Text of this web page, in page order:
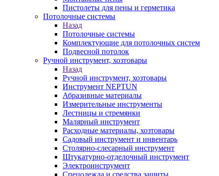
Пистолеты для пены и герметика
Потолочные системы
Назад
Потолочные системы
Комплектующие для потолочных систем
Подвесной потолок
Ручной инструмент, хозтовары
Назад
Ручной инструмент, хозтовары
Инструмент NEPTUN
Абразивные материалы
Измерительные инструменты
Лестницы и стремянки
Малярный инструмент
Расходные материалы, хозтовары
Садовый инструмент и инвентарь
Столярно-слесарный инструмент
Штукатурно-отделочный инструмент
Электроинструмент
Спецодежда и средства защиты